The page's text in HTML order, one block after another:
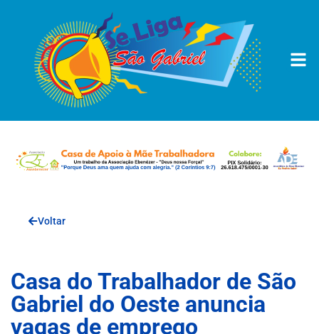
Voltar
Casa do Trabalhador de São
Gabriel do Oeste anuncia
vagas de emprego